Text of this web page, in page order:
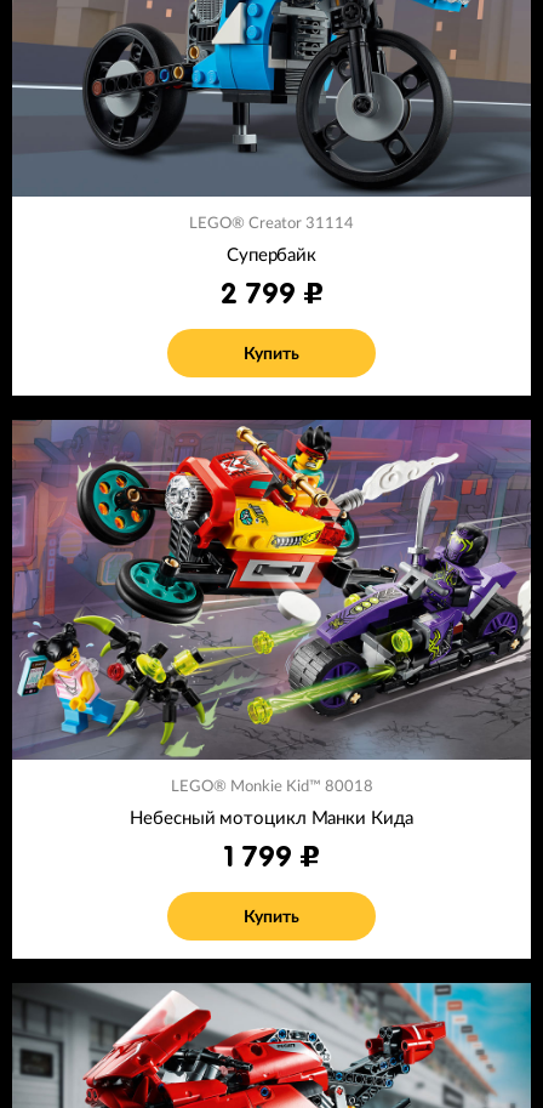
LEGO® Creator 31114
Супербайк
2 799
Купить
LEGO® Monkie Kid™ 80018
Небесный мотоцикл Манки Кида
1 799
Купить